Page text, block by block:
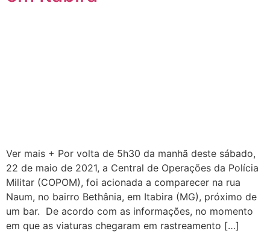
Ver mais + Por volta de 5h30 da manhã deste sábado,
22 de maio de 2021, a Central de Operações da Polícia
Militar (COPOM), foi acionada a comparecer na rua
Naum, no bairro Bethânia, em Itabira (MG), próximo de
um bar. De acordo com as informações, no momento
em que as viaturas chegaram em rastreamento […]